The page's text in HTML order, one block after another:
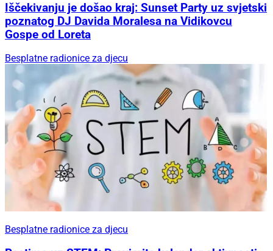
Iščekivanju je došao kraj: Sunset Party uz svjetski
poznatog DJ Davida Moralesa na Vidikovcu
Gospe od Loreta
Besplatne radionice za djecu
Besplatne radionice za djecu